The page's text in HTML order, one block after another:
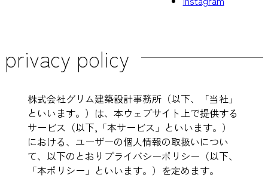
privacy policy
株式会社グリム建築設計事務所（以下、「当社」
といいます。）は、本ウェブサイト上で提供する
サービス（以下,「本サービス」といいます。）
における、ユーザーの個人情報の取扱いについ
て、以下のとおりプライバシーポリシー（以下、
「本ポリシー」といいます。）を定めます。